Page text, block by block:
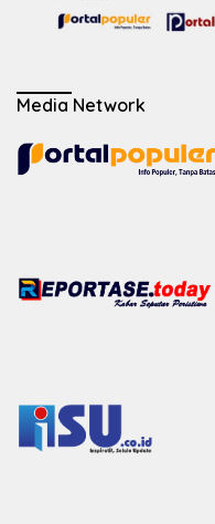
Media Network